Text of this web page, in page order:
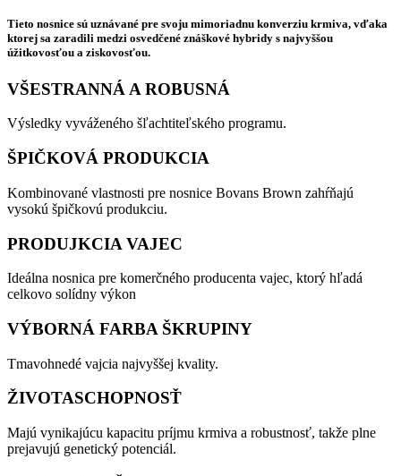
Tieto nosnice sú uznávané pre svoju mimoriadnu konverziu krmiva, vďaka
ktorej sa zaradili medzi osvedčené znáškové hybridy s najvyššou
úžitkovosťou a ziskovosťou.
VŠESTRANNÁ A ROBUSNÁ
Výsledky vyváženého šľachtiteľského programu.
ŠPIČKOVÁ PRODUKCIA
Kombinované vlastnosti pre nosnice Bovans Brown zahŕňajú
vysokú špičkovú produkciu.
PRODUJKCIA VAJEC
Ideálna nosnica pre komerčného producenta vajec, ktorý hľadá
celkovo solídny výkon
VÝBORNÁ FARBA ŠKRUPINY
Tmavohnedé vajcia najvyššej kvality.
ŽIVOTASCHOPNOSŤ
Majú vynikajúcu kapacitu príjmu krmiva a robustnosť, takže plne
prejavujú genetický potenciál.